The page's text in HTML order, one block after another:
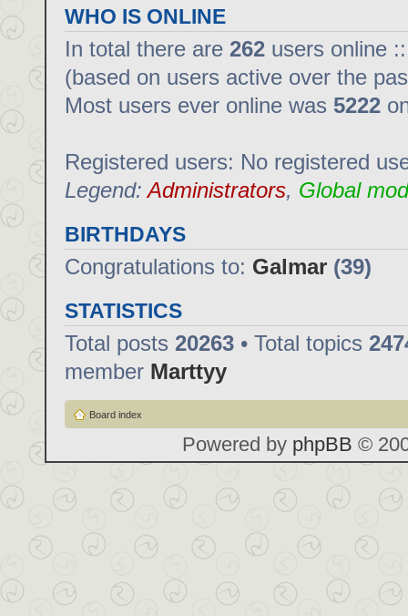
WHO IS ONLINE
In total there are 262 users online
(based on users active over the
Most users ever online was 5222
Registered users: No registered
Legend:Administrators, Global
BIRTHDAYS
Congratulations to: Galmar (39)
STATISTICS
Total posts 20263 • Total topics
member Marttyy
Board index
Powered by phpBB ©